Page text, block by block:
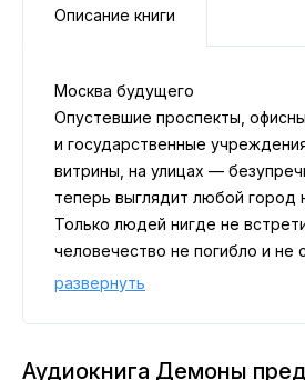
Описание книги
Москва будущего
Опустевшие проспекты,
и государственные
витрины, на улицах —
теперь выглядит любой город
Только людей нигде не
человечество не погибло и не
Просто его привычная жизнь
мечтать, и разучилось хотеть
развернуть
Аудиокнига Демоны